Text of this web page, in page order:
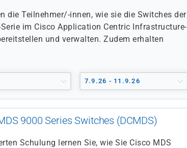
die Teilnehmer/-innen, wie sie die Switches der
im Cisco Application Centric Infrastructure-
und verwalten. Zudem erhalten
7.9.26 - 11.9.26
9000 Series Switches (DCMDS)
Schulung lernen Sie, wie Sie Cisco MDS